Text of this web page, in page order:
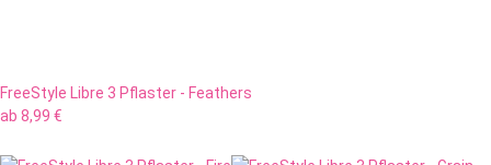
FreeStyle Libre 3 Pflaster - Feathers
ab 8,99 €